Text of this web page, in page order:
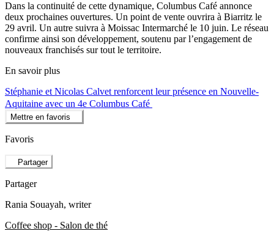
Dans la continuité de cette dynamique, Columbus Café annonce
deux prochaines ouvertures. Un point de vente ouvrira à Biarritz le
29 avril. Un autre suivra à Moissac Intermarché le 10 juin. Le réseau
confirme ainsi son développement, soutenu par l’engagement de
nouveaux franchisés sur tout le territoire.
En savoir plus
Stéphanie et Nicolas Calvet renforcent leur présence en Nouvelle-
Aquitaine avec un 4e Columbus Café
Mettre en favoris
Favoris
Partager
Partager
Rania Souayah, writer
Coffee shop - Salon de thé